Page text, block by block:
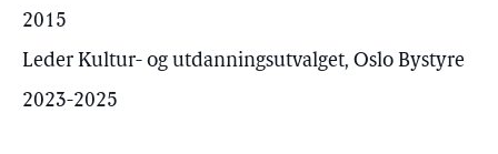
2015
Leder Kultur- og utdanningsutvalget, Oslo Bystyre
2023-2025